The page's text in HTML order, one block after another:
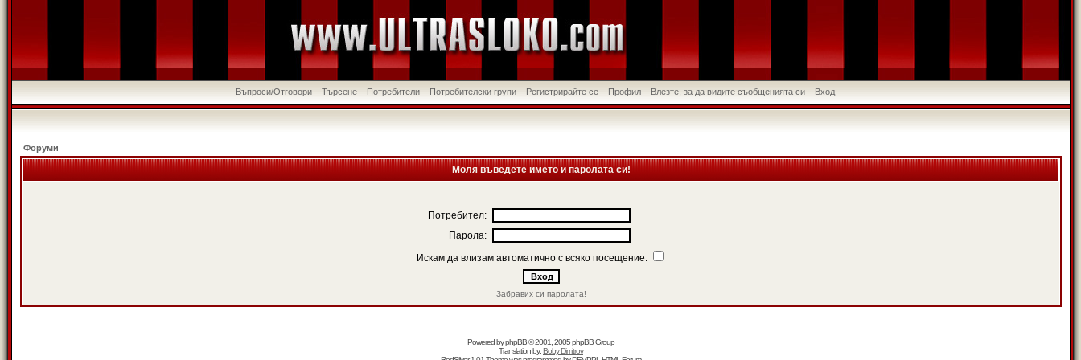
Въпроси/Отговори Търсене Потребители Потребителски групи Регистрирайте се Профил Влезте, за да видите съобщенията си Вход
Форуми
Моля въведете името и паролата си!
Потребител:
Парола:
Искам да влизам автоматично с всяко посещение:
Забравих си паролата!
Powered byphpBB© 2001, 2005 phpBB Group
Translation by:Boby Dimitrov